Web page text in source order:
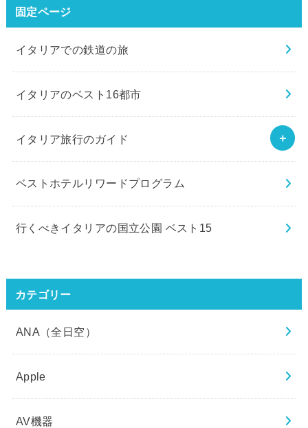
固定ページ
イタリアでの鉄道の旅
イタリアのベスト16都市
イタリア旅行のガイド
ベストホテルリワードプログラム
行くべきイタリアの国立公園 ベスト15
カテゴリー
ANA（全日空）
Apple
AV機器